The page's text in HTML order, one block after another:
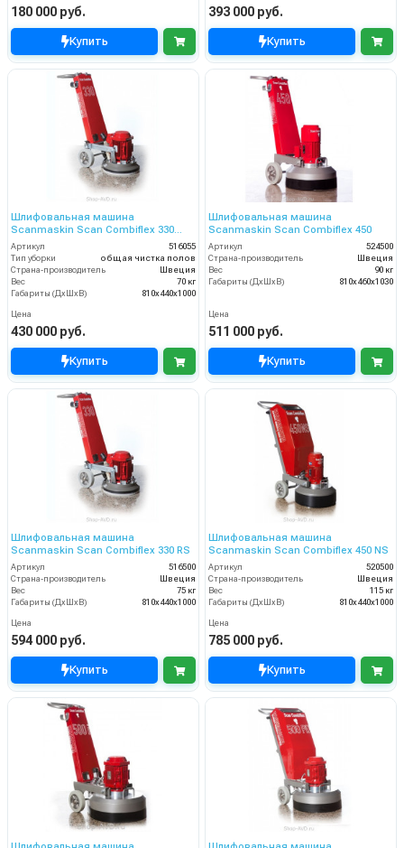
180 000 руб.
Купить
393 000 руб.
Купить
Шлифовальная машина
Scanmaskin Scan Combiflex 330
(516055)
Артикул
516055
Тип уборки
общая чистка полов
Страна-производитель
Швеция
Вес
70 кг
Габариты (ДхШхВ)
810х440х1000
Цена
430 000 руб.
Купить
Шлифовальная машина
Scanmaskin Scan Combiflex 450
Артикул
524500
Страна-производитель
Швеция
Вес
90 кг
Габариты (ДхШхВ)
810x460x1030
Цена
511 000 руб.
Купить
Шлифовальная машина
Scanmaskin Scan Combiflex 330 RS
Артикул
516500
Страна-производитель
Швеция
Вес
75 кг
Габариты (ДхШхВ)
810х440х1000
Цена
594 000 руб.
Купить
Шлифовальная машина
Scanmaskin Scan Combiflex 450 NS
Артикул
520500
Страна-производитель
Швеция
Вес
115 кг
Габариты (ДхШхВ)
810х440х1000
Цена
785 000 руб.
Купить